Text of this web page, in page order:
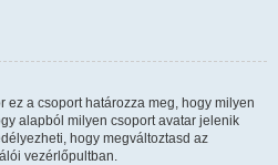
ez a csoport határozza meg, hogy milyen
alapból milyen csoport avatar jelenik
hogy megváltoztasd az
vezérlőpultban.